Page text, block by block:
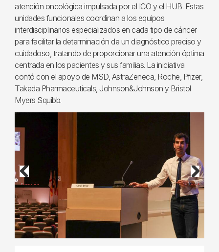
atención oncológica impulsada por el ICO y el HUB. Estas
unidades funcionales coordinan a los equipos
interdisciplinarios especializados en cada tipo de cáncer
para facilitar la determinación de un diagnóstico preciso y
cuidadoso, tratando de proporcionar una atención óptima
centrada en los pacientes y sus familias. La iniciativa
contó con el apoyo de MSD, AstraZeneca, Roche, Pfizer,
Takeda Pharmaceuticals, Johnson&Johnson y Bristol
Myers Squibb.
Previous Next